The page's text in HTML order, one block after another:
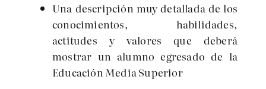
Una descripción muy detallada de los
conocimientos, habilidades,
actitudes y valores que deberá
mostrar un alumno egresado de la
Educación Media Superior